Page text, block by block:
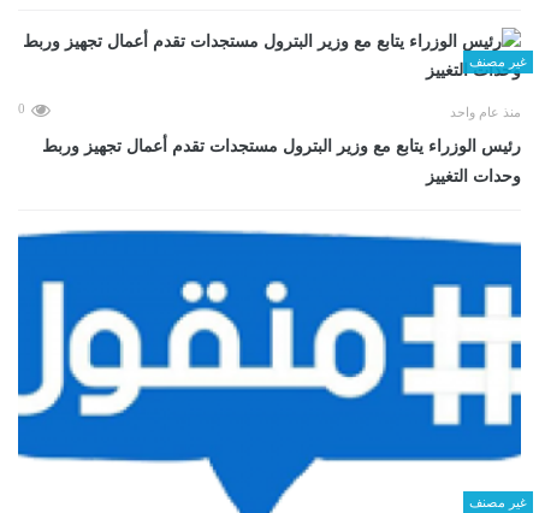
غير مصنف
منذ عام واحد 0
رئيس الوزراء يتابع مع وزير البترول مستجدات تقدم أعمال تجهيز وربط
وحدات التغييز
غير مصنف